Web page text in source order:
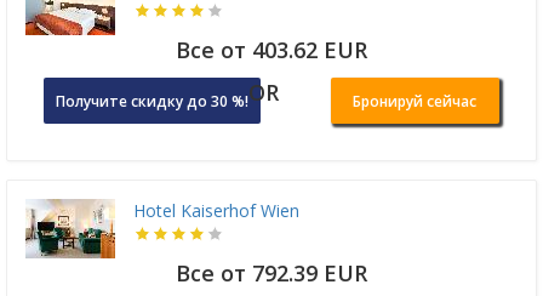
Все от 403.62 EUR
Получите скидку до 30 %!OR Бронируй сейчас
Hotel Kaiserhof Wien
Все от 792.39 EUR